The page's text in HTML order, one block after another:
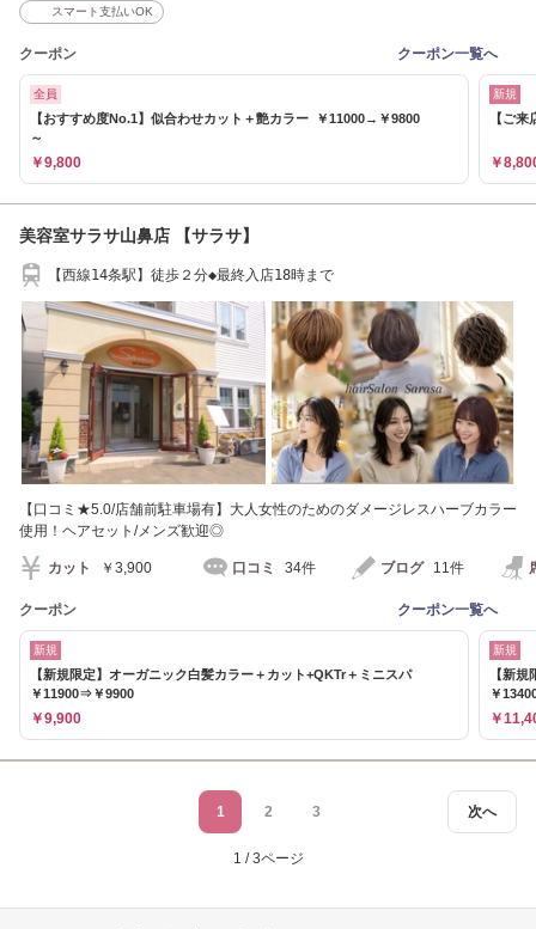
スマート支払いOK
クーポン クーポン一覧へ
全員
【おすすめ度No.1】似合わせカット＋艶カラー ￥11000→￥9800
～
￥9,800
新規
【ご
￥
美容室サラサ山鼻店 【サラサ】
【西線14条駅】徒歩２分◆最終入店18時まで
【口コミ★5.0/店舗前駐車場有】大人女性のためのダメージレスハーブカラー
使用！ヘアセット/メンズ歓迎◎
カット ￥3,900 口コミ 34件 ブログ 11件
クーポン クーポン一覧へ
新規
【新規限定】オーガニック白髪カラー＋カット+QKTr＋ミニスパ
￥11900⇒￥9900
￥9,900
新規
【新
￥
￥
次へ
1 2 3
1 / 3ページ